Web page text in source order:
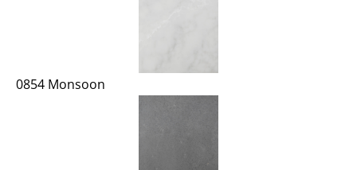
0854 Monsoon